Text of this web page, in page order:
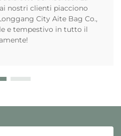
nostri clienti piacciono
City Aite Bag Co.,
e tempestivo in tutto il